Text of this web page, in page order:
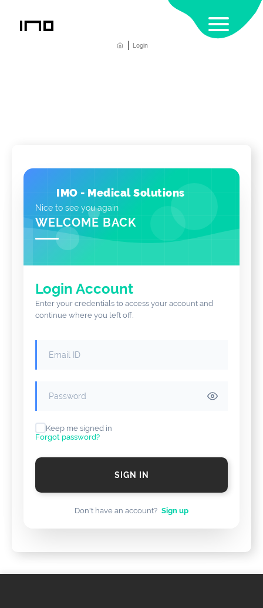
Home Login
IMO - Medical Solutions
Nice to see you again
WELCOME BACK
Login Account
Enter your credentials to access your account and
continue where you left off.
Keep me signed in
Forgot password?
SIGN IN
Don't have an account? Sign up